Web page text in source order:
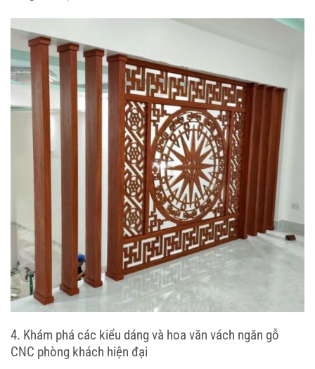
4. Khám phá các kiểu dáng và hoa văn vách ngăn gỗ
CNC phòng khách hiện đại